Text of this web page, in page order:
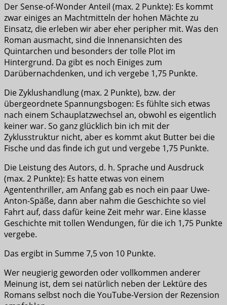
Der Sense-of-Wonder Anteil (max. 2 Punkte): Es kommt
zwar einiges an Machtmitteln der hohen Mächte zu
Einsatz, die erleben wir aber eher peripher mit. Was den
Roman ausmacht, sind die Innenansichten des
Quintarchen und besonders der tolle Plot im
Hintergrund. Da gibt es noch Einiges zum
Darübernachdenken, und ich vergebe 1,75 Punkte.
Die Zyklushandlung (max. 2 Punkte), bzw. der
übergeordnete Spannungsbogen: Es fühlte sich etwas
nach einem Schauplatzwechsel an, obwohl es eigentlich
keiner war. So ganz glücklich bin ich mit der
Zyklusstruktur nicht, aber es kommt akut Butter bei die
Fische und das finde ich gut und vergebe 1,75 Punkte.
Die Leistung des Autors, d. h. Sprache und Ausdruck
(max. 2 Punkte): Es hatte etwas von einem
Agententhriller, am Anfang gab es noch ein paar Uwe-
Anton-Späße, dann aber nahm die Geschichte so viel
Fahrt auf, dass dafür keine Zeit mehr war. Eine klasse
Geschichte mit tollen Wendungen, für die ich 1,75 Punkte
vergebe.
Das ergibt in Summe 7,5 von 10 Punkte.
Wer neugierig geworden oder vollkommen anderer
Meinung ist, dem sei natürlich neben der Lektüre des
Romans selbst noch die YouTube-Version der Rezension